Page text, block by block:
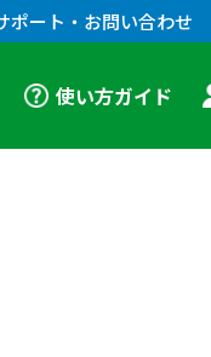
ポート・お問い合わせ
使い方ガイド